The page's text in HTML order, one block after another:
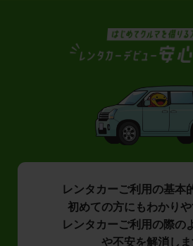
レンタカーご利用の基本
初めての方にもわかりや
レンタカーご利用の際の
や不安を解消しま